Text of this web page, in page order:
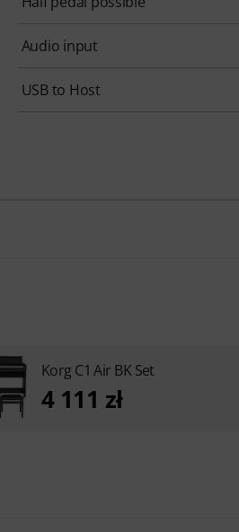
Audio input
USB to Host
Korg C1 Air BK Set
4 111 zł